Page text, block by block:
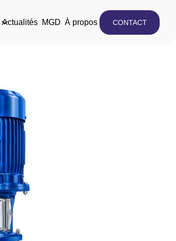
Actualités MGD À propos CONTACT